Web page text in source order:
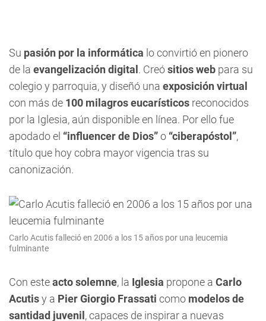
Su pasión por la informática lo convirtió en pionero
de la evangelización digital . Creósitios web para su
colegio y parroquia, y diseñó una exposición virtual
con más de 100 milagros eucarísticos reconocidos
por la Iglesia, aún disponible en línea. Por ello fue
apodado el “influencer de Dios”o “ciberapóstol”,
título que hoy cobra mayor vigencia tras su
canonización.
Carlo Acutis falleció en 2006 a los 15 años por una leucemia
fulminante
Con esteacto solemne, la Iglesia propone a Carlo
Acutisy a Pier Giorgio Frassati como modelos de
santidad juvenil , capaces de inspirar a nuevas